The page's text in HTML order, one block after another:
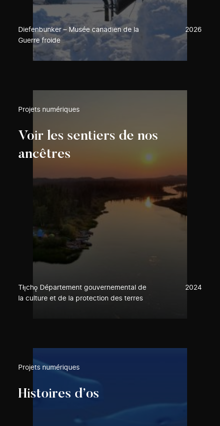
Diefenbunker – Musée canadien de la
Guerre froide
2026
Projets numériques
Voir les sentiers de nos
ancêtres
Tłı̨chǫ Département gouvernemental de
la culture et de la protection des terres
2024
Projets numériques
Histoires d’os